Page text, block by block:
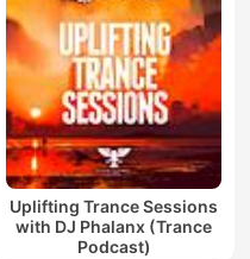
Uplifting Trance Sessions
with DJ Phalanx (Trance
Podcast)